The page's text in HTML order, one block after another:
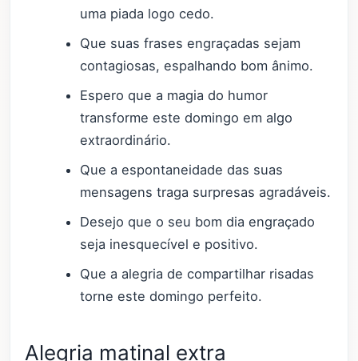
uma piada logo cedo.
Que suas frases engraçadas sejam
contagiosas, espalhando bom ânimo.
Espero que a magia do humor
transforme este domingo em algo
extraordinário.
Que a espontaneidade das suas
mensagens traga surpresas agradáveis.
Desejo que o seu bom dia engraçado
seja inesquecível e positivo.
Que a alegria de compartilhar risadas
torne este domingo perfeito.
Alegria matinal extra